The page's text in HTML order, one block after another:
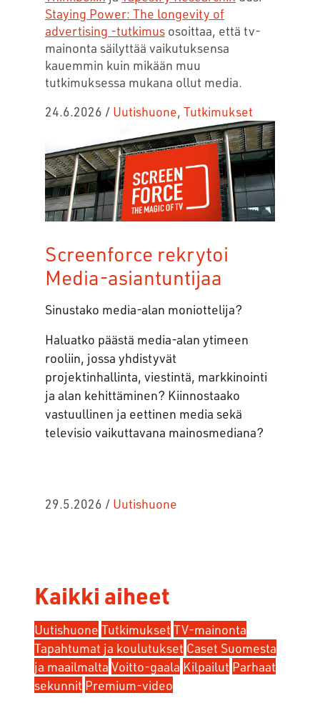
Staying Power: The longevity of
advertising -tutkimus osoittaa, että tv-
mainonta säilyttää vaikutuksensa
kauemmin kuin mikään muu
tutkimuksessa mukana ollut media.
24.6.2026 / Uutishuone Tutkimukset
Screenforce rekrytoi
Media-asiantuntijaa
Sinustako media-alan moniottelija?
Haluatko päästä media-alan ytimeen
rooliin, jossa yhdistyvät
projektinhallinta, viestintä, markkinointi
ja alan kehittäminen? Kiinnostaako
vastuullinen ja eettinen media sekä
televisio vaikuttavana mainosmediana?
29.5.2026 / Uutishuone
Kaikki aiheet
Uutishuone Tutkimukset TV-mainonta
Tapahtumat ja koulutukset Caset Suomesta
ja maailmalta Voitto-gaala Kilpailut Parhaat
sekunnit Premium-video